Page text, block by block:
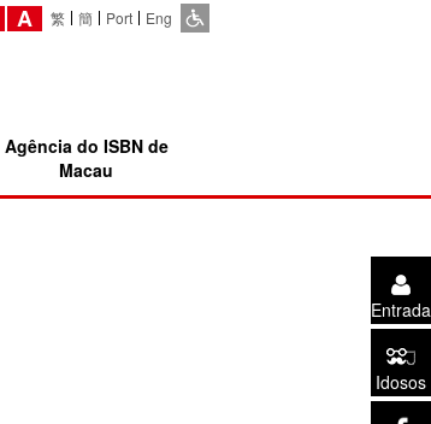
A 繁 簡 Port Eng
Agência do ISBN de
Macau
Entrada
Idosos